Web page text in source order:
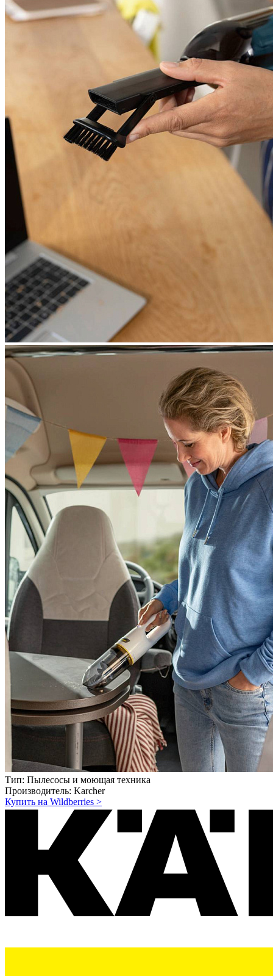
Тип: Пылесосы и моющая техника
Производитель: Karcher
Купить на Wildberries >